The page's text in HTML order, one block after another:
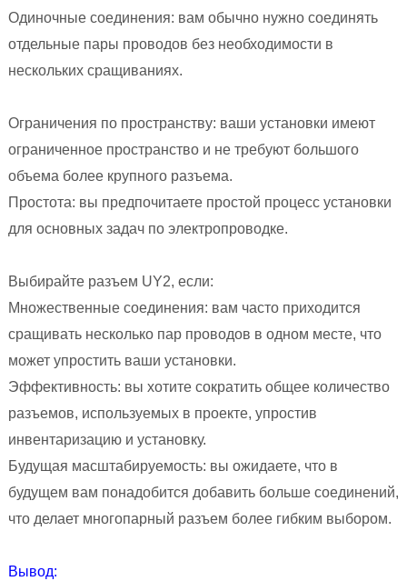
Одиночные соединения: вам обычно нужно соединять
отдельные пары проводов без необходимости в
нескольких сращиваниях.
Ограничения по пространству: ваши установки имеют
ограниченное пространство и не требуют большого
объема более крупного разъема.
Простота: вы предпочитаете простой процесс установки
для основных задач по электропроводке.
Выбирайте разъем UY2, если:
Множественные соединения: вам часто приходится
сращивать несколько пар проводов в одном месте, что
может упростить ваши установки.
Эффективность: вы хотите сократить общее количество
разъемов, используемых в проекте, упростив
инвентаризацию и установку.
Будущая масштабируемость: вы ожидаете, что в
будущем вам понадобится добавить больше соединений,
что делает многопарный разъем более гибким выбором.
Вывод: